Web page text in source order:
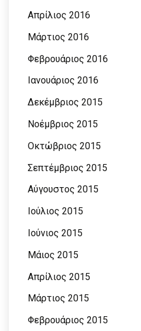
Απρίλιος 2016
Μάρτιος 2016
Φεβρουάριος 2016
Ιανουάριος 2016
Δεκέμβριος 2015
Νοέμβριος 2015
Οκτώβριος 2015
Σεπτέμβριος 2015
Αύγουστος 2015
Ιούλιος 2015
Ιούνιος 2015
Μάιος 2015
Απρίλιος 2015
Μάρτιος 2015
Φεβρουάριος 2015